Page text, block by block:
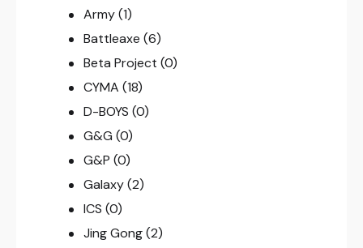
Army (1)
Battleaxe (6)
Beta Project (0)
CYMA (18)
D-BOYS (0)
G&G (0)
G&P (0)
Galaxy (2)
ICS (0)
Jing Gong (2)